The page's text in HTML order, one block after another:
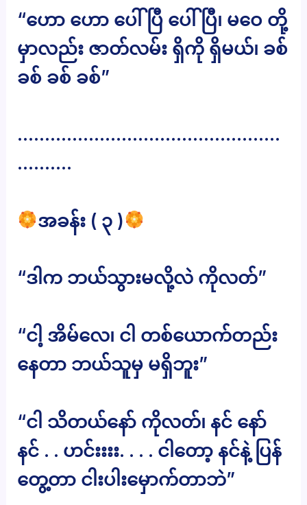
“ဟော ဟော ပေါ်ပြီ ပေါ်ပြီ၊ မဝေ တို့
မှာလည်း ဇာတ်လမ်း ရှိကို ရှိမယ်၊ ခစ်
ခစ် ခစ် ခစ်”
…………………………………………
……….
အခန်း ( ၃ )
“ဒါက ဘယ်သွားမလို့လဲ ကိုလတ်”
“ငါ့ အိမ်လေ၊ ငါ တစ်ယောက်တည်း
နေတာ ဘယ်သူမှ မရှိဘူး”
“ငါ သိတယ်နော် ကိုလတ်၊ နင် နော်
နင် . . ဟင်းးးး. . . . ငါတော့ နင်နဲ့ ပြန်
တွေ့တာ ငါးပါးမှောက်တာဘဲ”